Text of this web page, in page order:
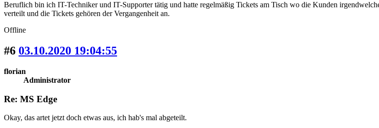
Beruflich bin ich IT-Techniker und IT-Supporter tätig und hatte regelmäßig Tickets am Tisch wo die Kunden
verteilt und die Tickets gehören der Vergangenheit an.
Offline
#6 03.10.2020 19:04:55
florian
Administrator
Re: MS Edge
Okay, das artet jetzt doch etwas aus, ich hab's mal abgeteilt.